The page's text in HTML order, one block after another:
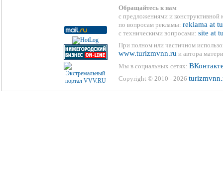
Обращайтесь к нам
с предложениями и конструктивной
по вопросам рекламы: reklama at
с техническими вопросами: site at
При полном или частичном
www.turizmvnn.ru и автора
Мы в социальных сетях:
Copyright © 2010 - 2026